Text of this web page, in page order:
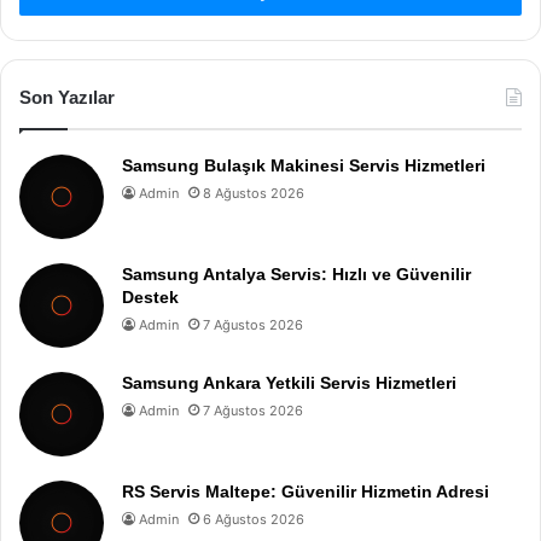
Son Yazılar
Samsung Bulaşık Makinesi Servis Hizmetleri
Admin 8 Ağustos 2026
Samsung Antalya Servis: Hızlı ve Güvenilir
Destek
Admin 7 Ağustos 2026
Samsung Ankara Yetkili Servis Hizmetleri
Admin 7 Ağustos 2026
RS Servis Maltepe: Güvenilir Hizmetin Adresi
Admin 6 Ağustos 2026